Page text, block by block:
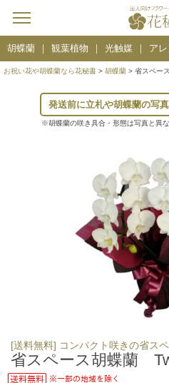
胡蝶蘭 観葉植物 光触媒 ア
お祝い花や胡蝶蘭なら花秘書 > 胡蝶蘭 > 省スペー
発送前に立札や胡蝶蘭の写
※胡蝶蘭の咲き具合・形態は写真と異
[送料無料] コンパクト咲きの省ス
省スペース胡蝶蘭